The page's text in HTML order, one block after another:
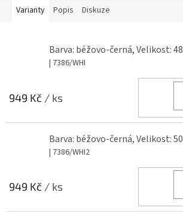
Varianty Popis Diskuze
Barva: béžovo-černá, Velikost: 48
| 7386/WHI
949 Kč / ks
Barva: béžovo-černá, Velikost: 50
| 7386/WHI2
949 Kč / ks